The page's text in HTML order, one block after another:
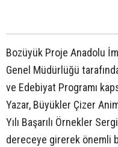
Bozüyük Proje Anadolu
Genel Müdürlüğü
ve Edebiyat Programı
Yazar, Büyükler Çizer
Yılı Başarılı Örnekler
dereceye girerek önemli